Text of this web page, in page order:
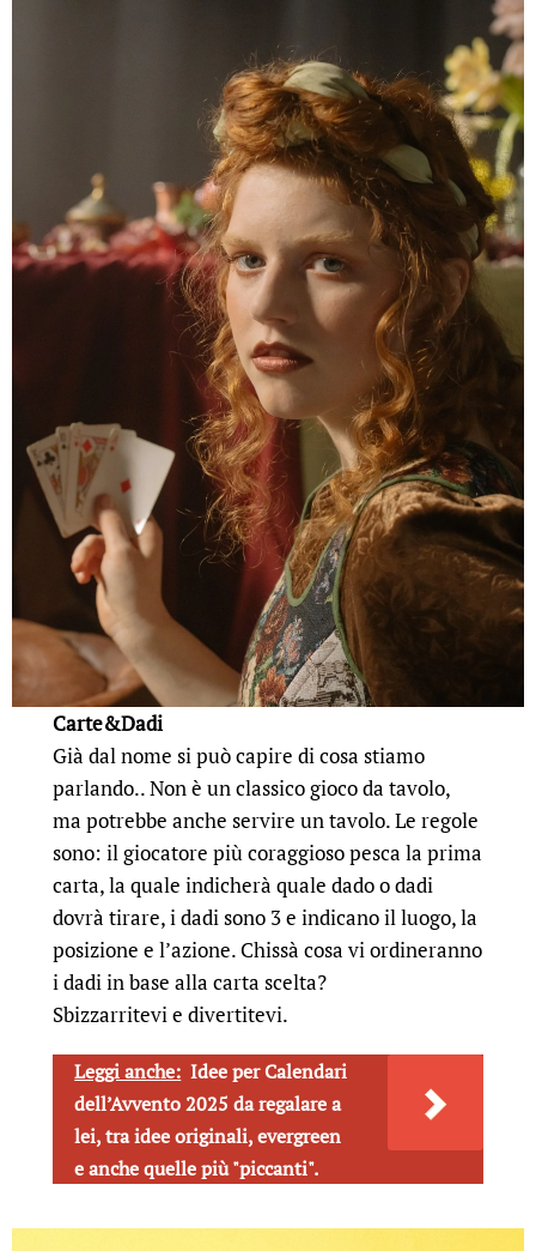
Carte&Dadi
Già dal nome si può capire di cosa stiamo
parlando.. Non è un classico gioco da tavolo,
ma potrebbe anche servire un tavolo. Le regole
sono: il giocatore più coraggioso pesca la prima
carta, la quale indicherà quale dado o dadi
dovrà tirare, i dadi sono 3 e indicano il luogo, la
posizione e l’azione. Chissà cosa vi ordineranno
i dadi in base alla carta scelta?
Sbizzarritevi e divertitevi.
Leggi anche: Idee per Calendari
dell’Avvento 2025 da regalare a
lei, tra idee originali, evergreen
e anche quelle più "piccanti".